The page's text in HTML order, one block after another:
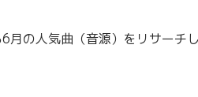
の人気曲（音源）をリサーチ